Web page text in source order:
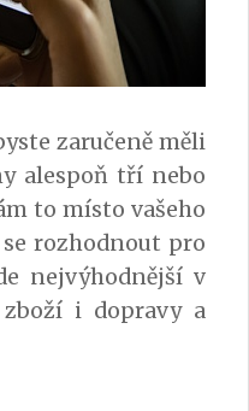
zaručeně měli
alespoň tří nebo
to místo vašeho
rozhodnout pro
nejvýhodnější v
i dopravy a